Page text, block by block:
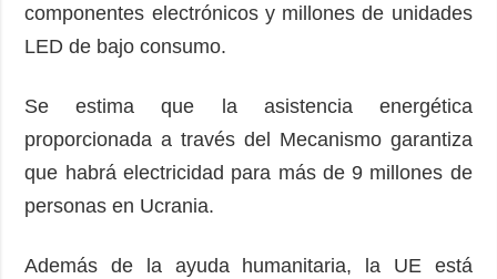
componentes electrónicos y millones de unidades
LED de bajo consumo.
Se estima que la asistencia energética
proporcionada a través del Mecanismo garantiza
que habrá electricidad para más de 9 millones de
personas en Ucrania.
Además de la ayuda humanitaria, la UE está